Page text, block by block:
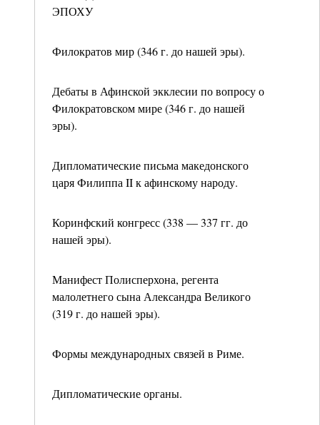
ЭПОХУ
Филократов мир (346 г. до нашей эры).
Дебаты в Афинской экклесии по вопросу о
Филократовском мире (346 г. до нашей
эры).
Дипломатические письма македонского
царя Филиппа II к афинскому народу.
Коринфский конгресс (338 — 337 гг. до
нашей эры).
Манифест Полисперхона, регента
малолетнего сына Александра Великого
(319 г. до нашей эры).
Формы международных связей в Риме.
Дипломатические органы.